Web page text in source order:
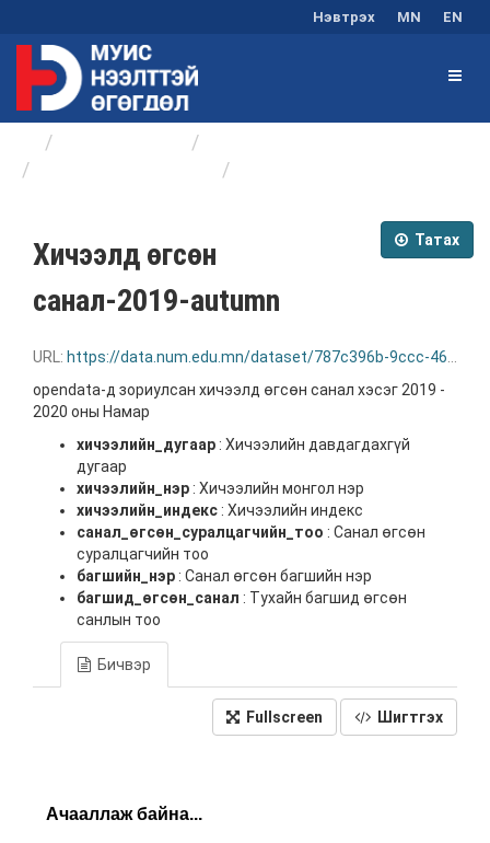
Нэвтрэх MN EN
Татах
Хичээлд өгсөн
санал-2019-autumn
URL: https://data.num.edu.mn/dataset/787c396b-9ccc-4687-bd3a-71c345bc7fe3/resource/b108c474-0fb9-4225-a198-c340764753a0/download/-2019-autumn.json
opendata-д зориулсан хичээлд өгсөн санал хэсэг 2019 -
2020 оны Намар
хичээлийн_дугаар : Хичээлийн давдагдахгүй
дугаар
хичээлийн_нэр : Хичээлийн монгол нэр
хичээлийн_индекс : Хичээлийн индекс
санал_өгсөн_суралцагчийн_тоо : Санал өгсөн
суралцагчийн тоо
багшийн_нэр : Санал өгсөн багшийн нэр
багшид_өгсөн_санал : Тухайн багшид өгсөн
санлын тоо
Бичвэр
Fullscreen Шигтгэх